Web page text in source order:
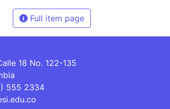
Full item page
18 No. 122-135
555 2334